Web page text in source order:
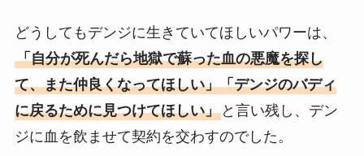
どうしてもデンジに生きていてほしいパワーは、
「自分が死んだら地獄で蘇った血の悪魔を探し
て、また仲良くなってほしい」「デンジのバディ
に戻るために見つけてほしい」と言い残し、デン
ジに血を飲ませて契約を交わすのでした。